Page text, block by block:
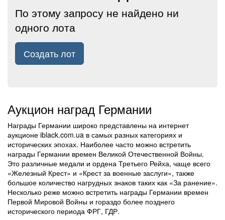
По этому запросу не найдено ни
одного лота
Создать лот
Аукцион наград Германии
Награды Германии широко представлены на интернет
аукционе iblack.com.ua в самых разных категориях и
исторических эпохах. Наиболее часто можно встретить
награды Германии времен Великой Отечественной Войны.
Это различные медали и ордена Третьего Рейха, чаще всего
«Железный Крест» и «Крест за военные заслуги», также
большое количество нагрудных знаков таких как «За ранение».
Несколько реже можно встретить награды Германии времен
Первой Мировой Войны и гораздо более позднего
исторического периода ФРГ, ГДР.